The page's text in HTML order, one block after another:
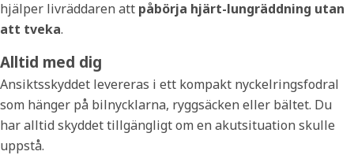
hjälper livräddaren att påbörja hjärt-lungräddning utan
att tveka.
Alltid med dig
Ansiktsskyddet levereras i ett kompakt nyckelringsfodral
som hänger på bilnycklarna, ryggsäcken eller bältet. Du
har alltid skyddet tillgängligt om en akutsituation skulle
uppstå.